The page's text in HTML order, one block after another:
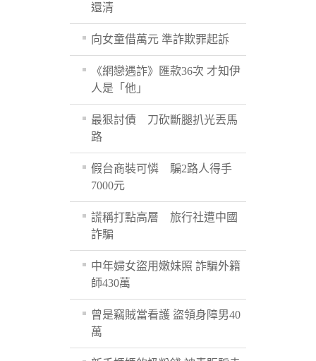
還清
向女童借萬元 準詐欺罪起訴
《網戀遇詐》匯款36次 才知伊
人是「他」
最狠討債 刀砍斷腿扒光丟馬
路
假台商裝可憐 騙2路人得手
7000元
謊稱打點高層 旅行社遭中國
詐騙
中年婦女盜用嫩妹照 詐騙外籍
師430萬
曾是竊賊當看護 盜領身障男40
萬